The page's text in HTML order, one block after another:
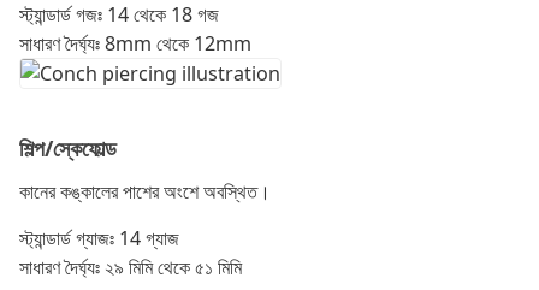
স্ট্যান্ডার্ড গজঃ 14 থেকে 18 গজ
সাধারণ দৈর্ঘ্যঃ 8mm থেকে 12mm
শিল্প/স্কেফোল্ড
কানের কঙ্কালের পাশের অংশে অবস্থিত।
স্ট্যান্ডার্ড গ্যাজঃ 14 গ্যাজ
সাধারণ দৈর্ঘ্যঃ ২৯ মিমি থেকে ৫১ মিমি